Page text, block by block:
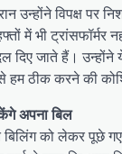
उन्होंने विपक्ष पर
में भी ट्रांसफॉर्मर
दिए जाते हैं।
हम ठीक करने की
अपना बिल
बिलिंग को लेकर पूछे